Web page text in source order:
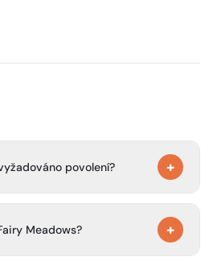
povolení? +
v backcountry
Meadows? +